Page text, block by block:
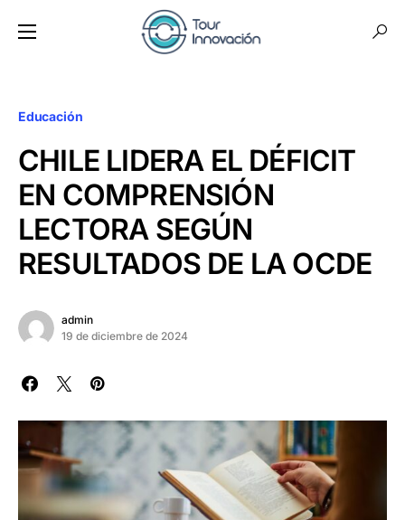
Educación
CHILE LIDERA EL DÉFICIT
EN COMPRENSIÓN
LECTORA SEGÚN
RESULTADOS DE LA OCDE
admin
19 de diciembre de 2024